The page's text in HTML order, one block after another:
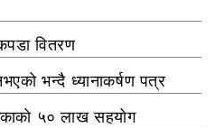
कपडा वितरण
भन्दै ध्यानाकर्षण पत्र
५० लाख सहयोग